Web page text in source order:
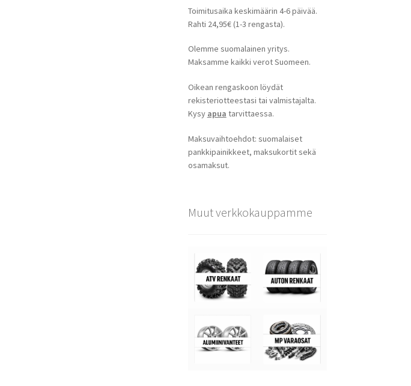
Toimitusaika keskimäärin 4-6 päivää.
Rahti 24,95€ (1-3 rengasta).
Olemme suomalainen yritys.
Maksamme kaikki verot Suomeen.
Oikean rengaskoon löydät
rekisteriotteestasi tai valmistajalta.
Kysy apua tarvittaessa.
Maksuvaihtoehdot: suomalaiset
pankkipainikkeet, maksukortit sekä
osamaksut.
Muut verkkokauppamme